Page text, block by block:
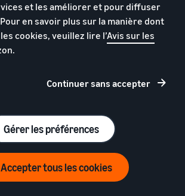
des
l’efficacité de vos annonces
et les améliorer et pour diffuser
en savoir plus sur la manière dont
cookies, veuillez lire l’Avis sur les
Continuer sans accepter
Gérer les préférences
Accepter tous les cookies